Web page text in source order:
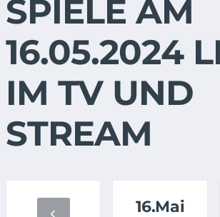
PIELE AM 1
6.05.2024
M TV UND S
TREAM
16.Mai